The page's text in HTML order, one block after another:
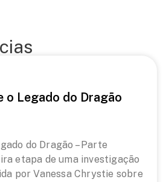
o Legado do Dragão
do Dragão – Parte
etapa de uma investigação
por Vanessa Chrystie sobre